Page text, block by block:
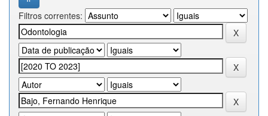
Filtros correntes: